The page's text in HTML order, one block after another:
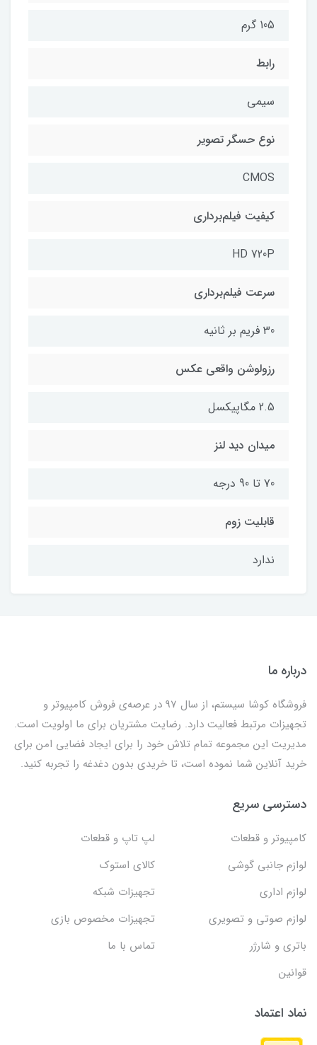
105 گرم
رابط
سیمی
نوع حسگر تصویر
CMOS
کیفیت فیلم‌برداری
HD 720P
سرعت فیلم‌برداری
30 فریم بر ثانیه
رزولوشن واقعی عکس
2.5 مگاپیکسل
میدان دید لنز
70 تا 90 درجه
قابلیت زوم
ندارد
درباره ما
فروشگاه کوشا سیستم، از سال 97 در عرصه‌ی فروش کامپیوتر و
تجهیزات مرتبط فعالیت دارد. رضایت مشتریان برای ما اولویت است.
مدیریت این مجموعه تمام تلاش خود را برای ایجاد فضایی امن برای
خرید آنلاین شما نموده است، تا خریدی بدون دغدغه را تجربه کنید.
دسترسی سریع
کامپیوتر و قطعات
لپ تاپ و قطعات
لوازم جانبی گوشی
کالای استوک
لوازم اداری
تجهیزات شبکه
لوازم صوتی و تصویری
تجهیزات مخصوص بازی
باتری و شارژر
تماس با ما
قوانین
نماد اعتماد